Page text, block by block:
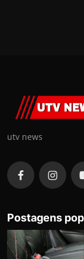
utv news
Postagens